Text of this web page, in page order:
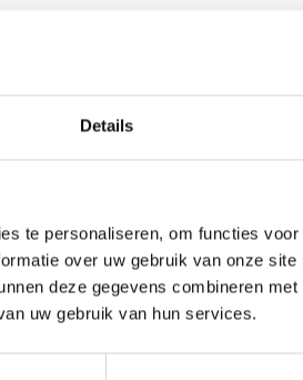
Details
te personaliseren, om functies
over uw gebruik van onze
deze gegevens combineren
uw gebruik van hun services.